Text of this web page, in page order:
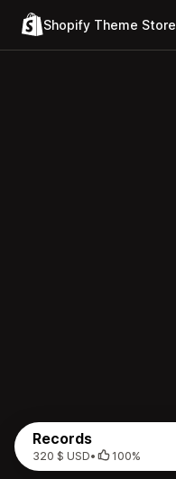
Shopify Theme Store
Records
320 $ USD• 100%